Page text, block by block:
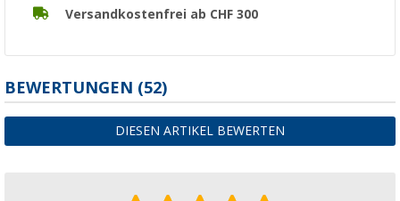
Versandkostenfrei ab CHF 300
BEWERTUNGEN (52)
DIESEN ARTIKEL BEWERTEN